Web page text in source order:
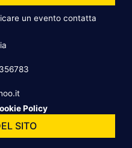
un evento contatta
Policy
SITO